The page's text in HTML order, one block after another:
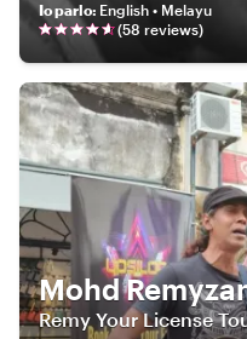
Io parlo: English • Melayu
(58 reviews)
Mohd
Remy Your License